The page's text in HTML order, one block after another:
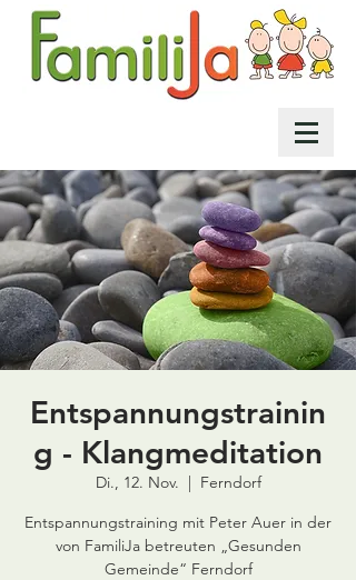
Entspannungstrainin
g - Klangmeditation
Di., 12. Nov.
  |
Ferndorf
Entspannungstraining mit Peter Auer in der
von FamiliJa betreuten „Gesunden
Gemeinde“ Ferndorf